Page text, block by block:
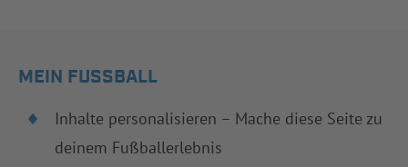
MEIN FUSSBALL
Inhalte personalisieren – Mache diese Seite zu
deinem Fußballerlebnis